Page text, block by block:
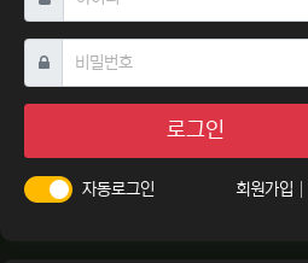
비밀번호필수
로그인
자동로그인 회원가입